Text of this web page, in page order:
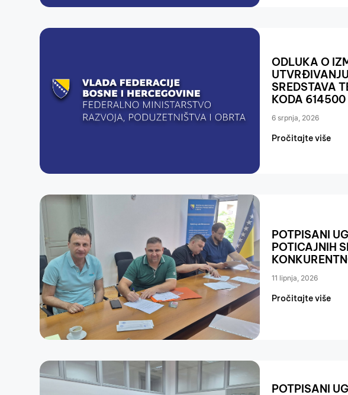
ODLUKA O
SREDSTAVA
KODA
6 srpnja, 2026
Pročitajte više
POTPISANI
POTICAJNIH
11 lipnja, 2026
Pročitajte više
POTPISANI